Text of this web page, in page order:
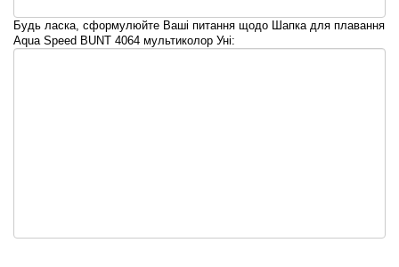
Будь ласка, сформулюйте Ваші питання щодо Шапка для плавання
Aqua Speed BUNT 4064 мультиколор Уні: